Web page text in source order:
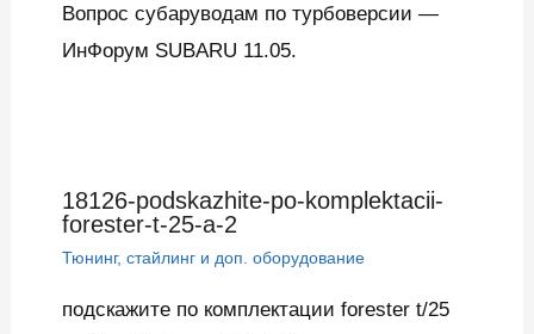
Вопрос субаруводам по турбоверсии —
ИнФорум SUBARU 11.05.
18126-podskazhite-po-komplektacii-
forester-t-25-a-2
Тюнинг, стайлинг и доп. оборудование
подскажите по комплектации forester t/25